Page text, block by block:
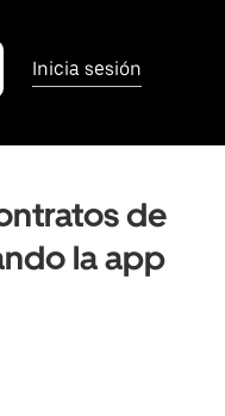
Inicia sesión
de
la app